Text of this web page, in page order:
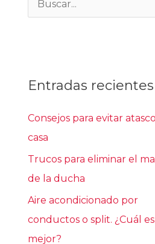
a
p
o
r
:
Entradas recientes
Consejos para evitar
casa
Trucos para eliminar el
de la ducha
Aire acondicionado por
conductos o split. ¿Cuál es
mejor?